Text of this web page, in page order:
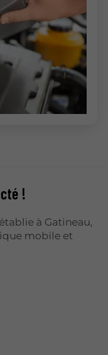
!
à Gatineau,
mobile et